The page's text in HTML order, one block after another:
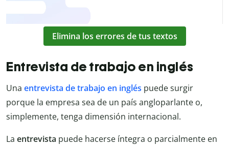
Elimina los errores de tus textos
Entrevista de trabajo en inglés
Una entrevista de trabajo en inglés puede surgir
porque la empresa sea de un país angloparlante o,
simplemente, tenga dimensión internacional.
La entrevista puede hacerse íntegra o parcialmente en